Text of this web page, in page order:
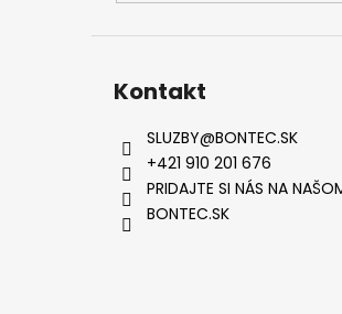
Kontakt
SLUZBY@BONTEC.SK
+421 910 201 676
PRIDAJTE SI NÁS NA
BONTEC.SK